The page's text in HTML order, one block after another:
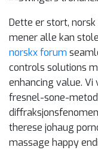
Dette er stort,
mener alle kan
norskx forum
controls solutions
enhancing value.
fresnel-sone-
therese johaug
massage happy